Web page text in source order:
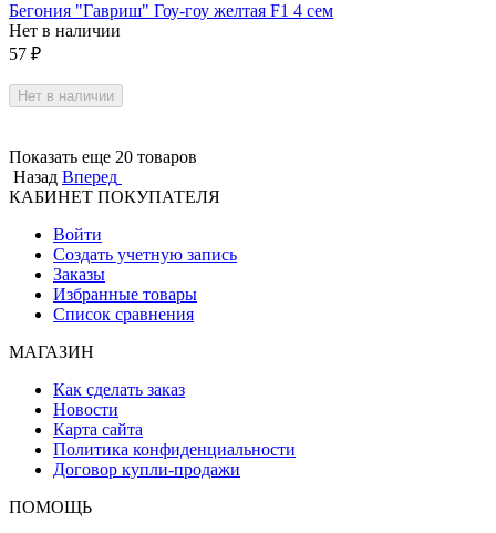
Бегония "Гавриш" Гоу-гоу желтая F1 4 сем
Нет в наличии
57 ₽
Нет в наличии
Показать еще 20 товаров
Назад Вперед
КАБИНЕТ ПОКУПАТЕЛЯ
Войти
Создать учетную запись
Заказы
Избранные товары
Список сравнения
МАГАЗИН
Как сделать заказ
Новости
Карта сайта
Политика конфиденциальности
Договор купли-продажи
ПОМОЩЬ